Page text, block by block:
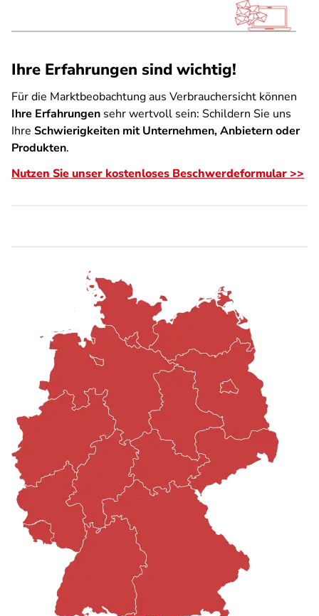
Ihre Erfahrungen sind wichtig!
Für die Marktbeobachtung aus Verbrauchersicht können
Ihre Erfahrungen sehr wertvoll sein: Schildern Sie uns
Ihre Schwierigkeiten mit Unternehmen, Anbietern oder
Produkten.
Nutzen Sie unser kostenloses Beschwerdeformular >>